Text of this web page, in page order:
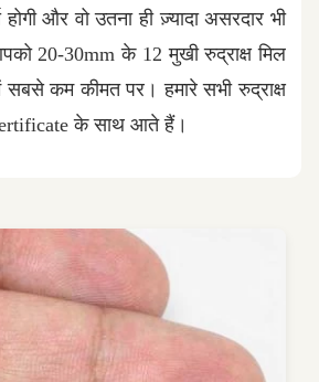
होगी और वो उतना ही ज़्यादा असरदार भी
20-30mm के 12 मुखी रुद्राक्ष मिल
सबसे कम कीमत पर। हमारे सभी रुद्राक्ष
के साथ आते हैं।